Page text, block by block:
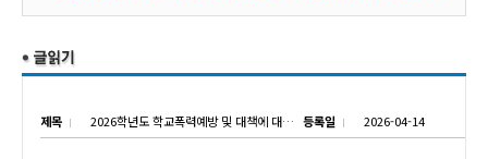
제목 2026학년도 학교폭력예방 및 대책에 대한 규정 개정사항 안내 등록일 2026-04-14